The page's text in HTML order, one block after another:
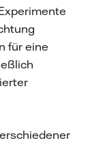
für eine